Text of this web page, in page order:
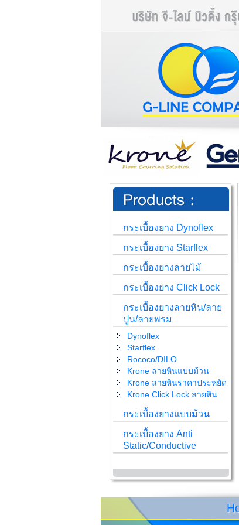
กระเบื้องยาง Dynoflex
กระเบื้องยาง Starflex
กระเบื้องยางลายไม้
กระเบื้องยาง Click Lock
กระเบื้องยางลายหิน/ลาย
ปูน/ลายพรม
Dynoflex
Starflex
Rococo/DILO
Krone ลายหินแบบม้วน
Krone ลายหินราคาประหยัด
Krone Click Lock ลายหิน
กระเบื้องยางแบบม้วน
กระเบื้องยาง Anti
Static/Conductive